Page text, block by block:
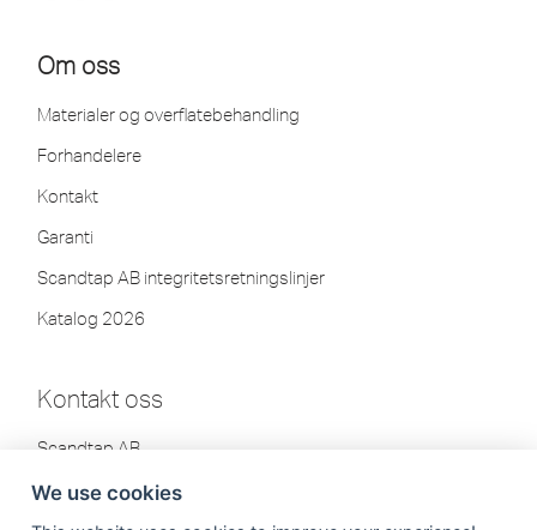
Om oss
Materialer og overflatebehandling
Forhandelere
Kontakt
Garanti
Scandtap AB integritetsretningslinjer
Katalog 2026
Kontakt oss
Scandtap AB
302 41 Halmstad, Sverige
We use cookies